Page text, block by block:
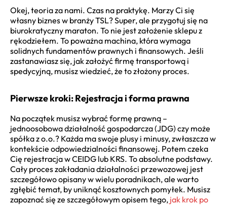
Okej, teoria za nami. Czas na praktykę. Marzy Ci się
własny biznes w branży TSL? Super, ale przygotuj się na
biurokratyczny maraton. To nie jest założenie sklepu z
rękodziełem. To poważna machina, która wymaga
solidnych fundamentów prawnych i finansowych. Jeśli
zastanawiasz się, jak założyć firmę transportową i
spedycyjną, musisz wiedzieć, że to złożony proces.
Pierwsze kroki: Rejestracja i forma prawna
Na początek musisz wybrać formę prawną –
jednoosobowa działalność gospodarcza (JDG) czy może
spółka z o.o.? Każda ma swoje plusy i minusy, zwłaszcza w
kontekście odpowiedzialności finansowej. Potem czeka
Cię rejestracja w CEIDG lub KRS. To absolutne podstawy.
Cały proces zakładania działalności przewozowej jest
szczegółowo opisany w wielu poradnikach, ale warto
zgłębić temat, by uniknąć kosztownych pomyłek. Musisz
zapoznać się ze szczegółowym opisem tego, jak krok po